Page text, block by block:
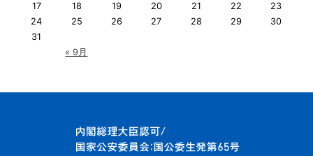
« 9月
17
18 19 20 21 22
23
24
25 26 27 28 29
30
31